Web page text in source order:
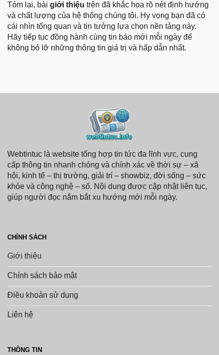
Tóm lại, bài giới thiệu trên đã khắc họa rõ nét định hướng
và chất lượng của hệ thống chúng tôi. Hy vọng bạn đã có
cái nhìn tổng quan và tin tưởng lựa chọn nền tảng này.
Hãy tiếp tục đồng hành cùng tin báo mới mỗi ngày để
không bỏ lỡ những thông tin giá trị và hấp dẫn nhất.
Webtintuc là website tổng hợp tin tức đa lĩnh vực, cung
cấp thông tin nhanh chóng và chính xác về thời sự – xã
hội, kinh tế – thị trường, giải trí – showbiz, đời sống – sức
khỏe và công nghệ – số. Nội dung được cập nhật liên tục,
giúp người đọc nắm bắt xu hướng mới mỗi ngày.
CHÍNH SÁCH
Giới thiệu
Chính sách bảo mật
Điều khoản sử dụng
Liên hệ
THÔNG TIN